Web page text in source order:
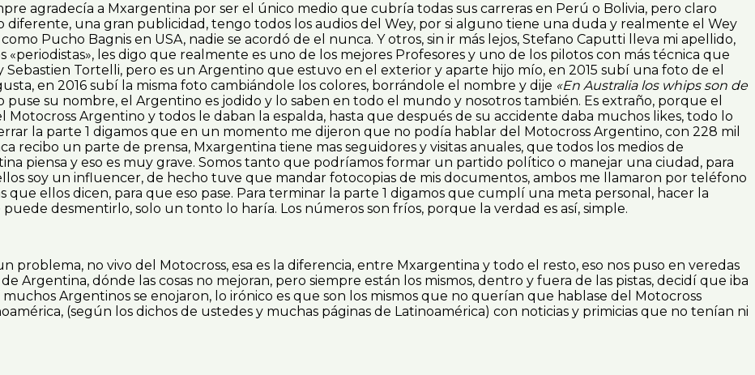
agradecía a Mxargentina por ser el único medio que cubría todas sus carreras en Perú o Bolivia, pero claro
una gran publicidad, tengo todos los audios del Wey, por si alguno tiene una duda y realmente el Wey
Pucho Bagnis en USA, nadie se acordó de el nunca. Y otros, sin ir más lejos, Stefano Caputti lleva mi apellido,
«periodistas», les digo que realmente es uno de los mejores Profesores y uno de los pilotos con más técnica que
Sebastien Tortelli, pero es un Argentino que estuvo en el exterior y aparte hijo mío, en 2015 subí una foto de el
en 2016 subí la misma foto cambiándole los colores, borrándole el nombre y dije «En Australia los whips son de
su nombre, el Argentino es jodido y lo saben en todo el mundo y nosotros también. Es extraño, porque el
Motocross Argentino y todos le daban la espalda, hasta que después de su accidente daba muchos likes, todo lo
la parte 1 digamos que en un momento me dijeron que no podía hablar del Motocross Argentino, con 228 mil
recibo un parte de prensa, Mxargentina tiene mas seguidores y visitas anuales, que todos los medios de
piensa y eso es muy grave. Somos tanto que podríamos formar un partido político o manejar una ciudad, para
soy un influencer, de hecho tuve que mandar fotocopias de mis documentos, ambos me llamaron por teléfono
que ellos dicen, para que eso pase. Para terminar la parte 1 digamos que cumplí una meta personal, hacer la
desmentirlo, solo un tonto lo haría. Los números son fríos, porque la verdad es así, simple.
problema, no vivo del Motocross, esa es la diferencia, entre Mxargentina y todo el resto, eso nos puso en veredas
Argentina, dónde las cosas no mejoran, pero siempre están los mismos, dentro y fuera de las pistas, decidí que iba
Argentinos se enojaron, lo irónico es que son los mismos que no querían que hablase del Motocross
(según los dichos de ustedes y muchas páginas de Latinoamérica) con noticias y primicias que no tenían ni